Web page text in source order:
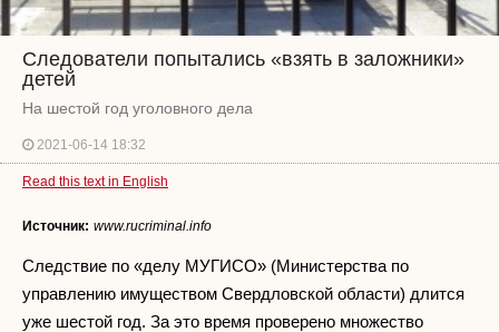
Следователи попытались «взять в заложники»
детей
На шестой год уголовного дела
2021-06-14 18:32
Read this text in English
Источник: www.rucriminal.info
Следствие по «делу МУГИСО» (Министерства по
управлению имуществом Свердловской области) длится
уже шестой год. За это время проверено множество